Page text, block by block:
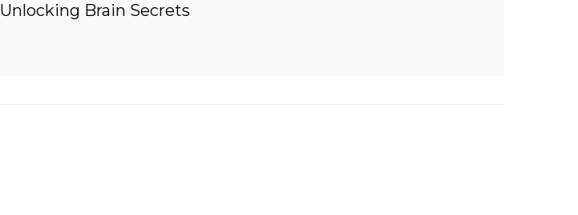
Unlocking Brain Secrets